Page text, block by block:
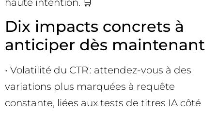
haute intention. 🛒
Dix impacts concrets à
anticiper dès maintenant
• Volatilité du CTR : attendez-vous à des
variations plus marquées à requête
constante, liées aux tests de titres IA côté